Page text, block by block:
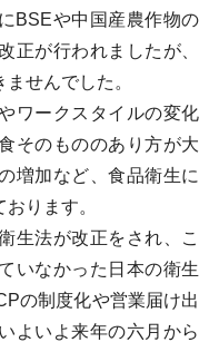
BSEや中国産農作物の
正が行われましたが、
せんでした。
ワークスタイルの変化
そのもののあり方が大
増加など、食品衛生に
ります。
生法が改正をされ、こ
いなかった日本の衛生
の制度化や営業届け出
よいよ来年の六月から